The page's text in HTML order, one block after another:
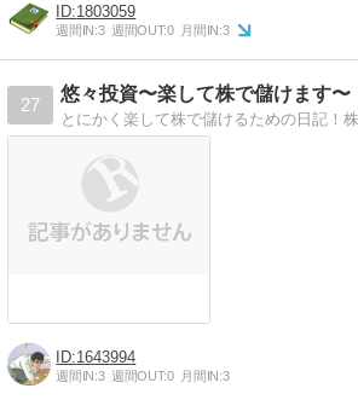
1803059
週間IN:3 週間OUT:0 月間IN:3
27
悠々投資〜楽して株で儲けます〜
1643994
週間IN:3 週間OUT:0 月間IN:3